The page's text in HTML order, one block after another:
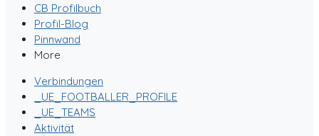
CB Profilbuch
Profil-Blog
Pinnwand
More
Verbindungen
_UE_FOOTBALLER_PROFILE
_UE_TEAMS
Aktivität